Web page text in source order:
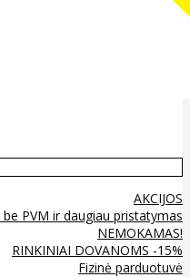
AKCIJOS
PVM ir daugiau pristatymas
NEMOKAMAS!
RINKINIAI DOVANOMS -15%
Fizinė parduotuvė